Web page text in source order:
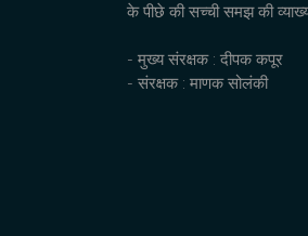
के पीछे की सच्ची समझ की
- मुख्य संरक्षक : दीपक कपूर
- संरक्षक : माणक सोलंकी